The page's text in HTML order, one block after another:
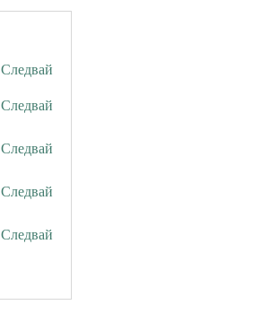
Следвай
Следвай
Следвай
Следвай
Следвай